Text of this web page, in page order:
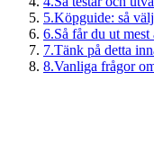
5.Köpguide: så
6.Så får du ut
7.Tänk på detta
8.Vanliga frågor